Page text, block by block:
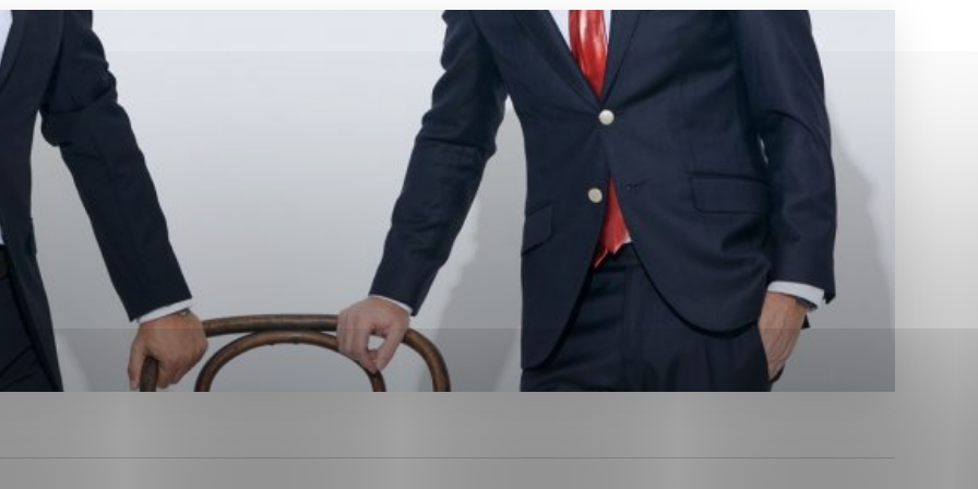
ktorú chcete povoliť
pre prevádzku nevyhnutné a pomáhajú urobiť webové stránky uplatniteľnými tým,
ako je navigácia na stránke a prístup k zabezpečeným oblastiam webovej
cookie nemôže web správne fungovať.
prevádzkovateľovi stránok pochopiť, ako návštevníci stránok stránku používajú,
a ponúknuť im lepšiu skúsenosť. Všetky dáta sa zbierajú anonymne a nie je
osobou.
Povoliť všetko Uložiť nastavenia Viac informácií